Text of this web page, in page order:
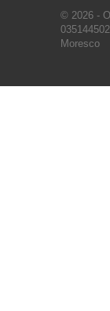
© 2026 -
Moresco